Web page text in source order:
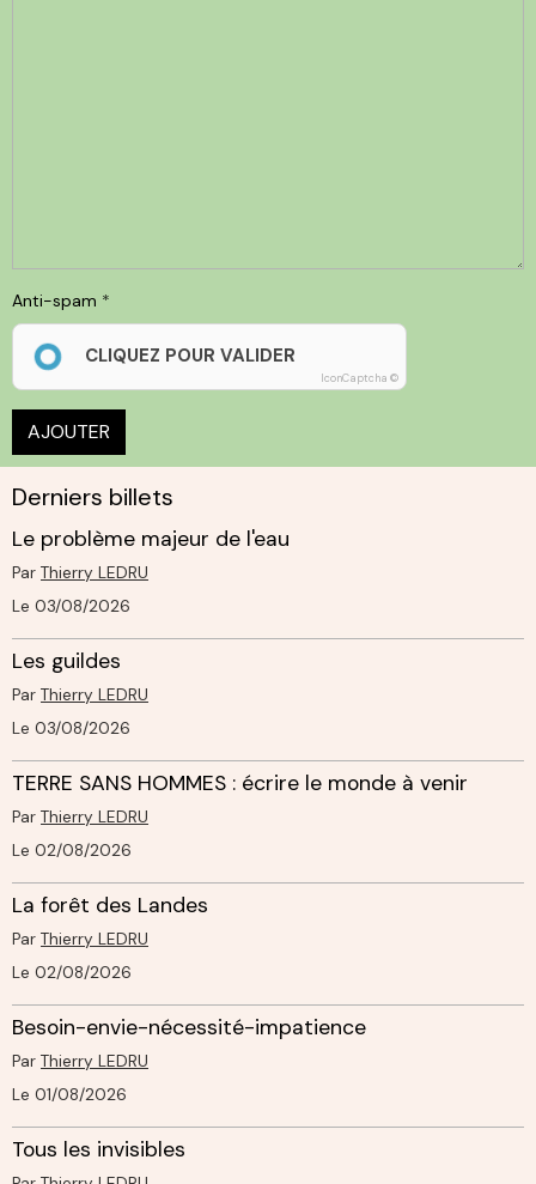
Anti-spam
CLIQUEZ POUR VALIDER
IconCaptcha ©
AJOUTER
Derniers billets
Le problème majeur de l'eau
Par Thierry LEDRU
Le 03/08/2026
Les guildes
Par Thierry LEDRU
Le 03/08/2026
TERRE SANS HOMMES : écrire le monde à venir
Par Thierry LEDRU
Le 02/08/2026
La forêt des Landes
Par Thierry LEDRU
Le 02/08/2026
Besoin-envie-nécessité-impatience
Par Thierry LEDRU
Le 01/08/2026
Tous les invisibles